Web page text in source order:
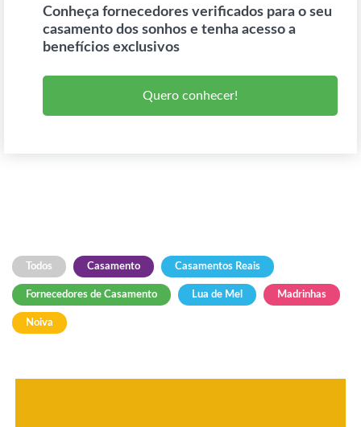
Conheça fornecedores verificados para o seu
casamento dos sonhos e tenha acesso a
benefícios exclusivos
Quero conhecer!
Todos Casamento Casamentos Reais
Fornecedores de Casamento Lua de Mel Madrinhas
Noiva